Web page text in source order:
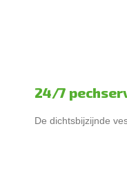
24/7
De dichtsbijzijnde